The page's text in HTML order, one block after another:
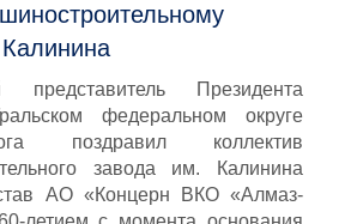
представитель Президента
федеральном округе
поздравил коллектив
завода им. Калинина
АО «Концерн ВКО «Алмаз-